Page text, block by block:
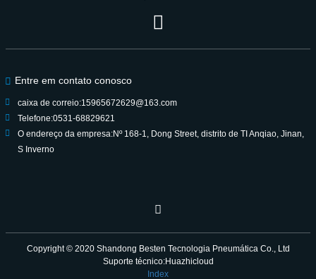
Entre em contato conosco
caixa de correio:15965672629@163.com
Telefone:0531-68829621
O endereço da empresa:Nº 168-1, Dong Street, distrito de TI Anqiao, Jinan,
S Inverno
Copyright © 2020 Shandong Besten Tecnologia Pneumática Co., Ltd
Suporte técnico:Huazhicloud
Index